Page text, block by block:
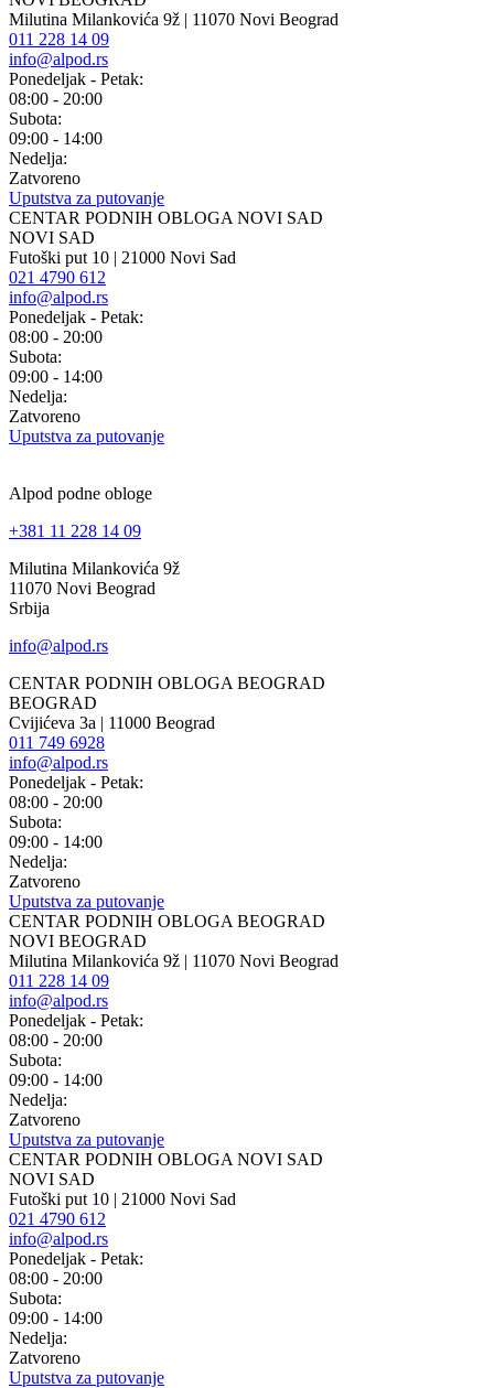
Milutina Milankovića 9ž | 11070 Novi Beograd
011 228 14 09
info@alpod.rs
Ponedeljak - Petak:
08:00 - 20:00
Subota:
09:00 - 14:00
Nedelja:
Zatvoreno
Uputstva za putovanje
CENTAR PODNIH OBLOGA NOVI SAD
NOVI SAD
Futoški put 10 | 21000 Novi Sad
021 4790 612
info@alpod.rs
Ponedeljak - Petak:
08:00 - 20:00
Subota:
09:00 - 14:00
Nedelja:
Zatvoreno
Uputstva za putovanje
Alpod podne obloge
+381 11 228 14 09
Milutina Milankovića 9ž
11070 Novi Beograd
Srbija
info@alpod.rs
CENTAR PODNIH OBLOGA BEOGRAD
BEOGRAD
Cvijićeva 3a | 11000 Beograd
011 749 6928
info@alpod.rs
Ponedeljak - Petak:
08:00 - 20:00
Subota:
09:00 - 14:00
Nedelja:
Zatvoreno
Uputstva za putovanje
CENTAR PODNIH OBLOGA BEOGRAD
NOVI BEOGRAD
Milutina Milankovića 9ž | 11070 Novi Beograd
011 228 14 09
info@alpod.rs
Ponedeljak - Petak:
08:00 - 20:00
Subota:
09:00 - 14:00
Nedelja:
Zatvoreno
Uputstva za putovanje
CENTAR PODNIH OBLOGA NOVI SAD
NOVI SAD
Futoški put 10 | 21000 Novi Sad
021 4790 612
info@alpod.rs
Ponedeljak - Petak:
08:00 - 20:00
Subota:
09:00 - 14:00
Nedelja:
Zatvoreno
Uputstva za putovanje